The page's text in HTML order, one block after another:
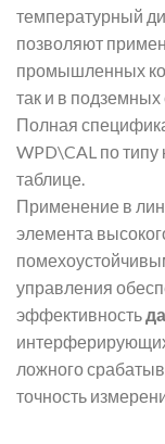
температурный
позволяют
промышленных
так и в
Полная
WPD\CAL по типу
таблице.
Применение в
элемента
управления
эффективность
ложного
точность